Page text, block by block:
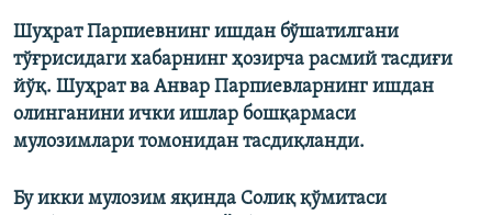
Шуҳрат Парпиевнинг ишдан бўшатилгани
тўғрисидаги хабарнинг ҳозирча расмий тасдиғи
йўқ. Шуҳрат ва Анвар Парпиевларнинг ишдан
олинганини ички ишлар бошқармаси
мулозимлари томонидан тасдиқланди.
Бу икки мулозим яқинда Солиқ қўмитаси